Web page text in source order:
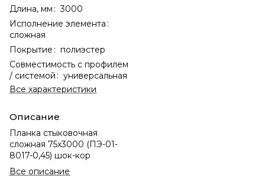
Длина, мм : 3000
Исполнение элемента :
сложная
Покрытие : полиэстер
Совместимость с профилем
/ системой : универсальная
Все характеристики
Описание
Планка стыковочная
сложная 75х3000 (ПЭ-01-
8017-0,45) шок-кор
Все описание